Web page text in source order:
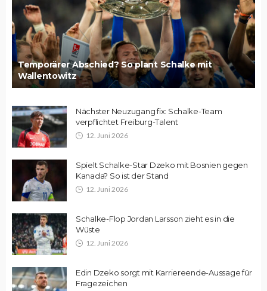
Temporärer Abschied? So plant Schalke mit
Wallentowitz
Nächster Neuzugang fix: Schalke-Team
verpflichtet Freiburg-Talent
12. Juni 2026
Spielt Schalke-Star Dzeko mit Bosnien gegen
Kanada? So ist der Stand
12. Juni 2026
Schalke-Flop Jordan Larsson zieht es in die
Wüste
12. Juni 2026
Edin Dzeko sorgt mit Karriereende-Aussage für
Fragezeichen